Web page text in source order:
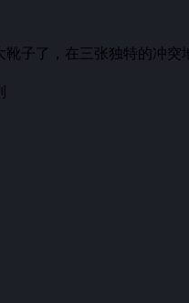
子了，在三张独特的冲